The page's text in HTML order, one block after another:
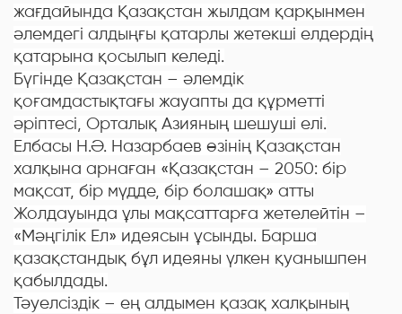
жағдайында Қазақстан жылдам қарқынмен
әлемдегі алдыңғы қатарлы жетекші елдердің
қатарына қосылып келеді.
Бүгінде Қазақстан – әлемдік
қоғамдастықтағы жауапты да құрметті
әріптесі, Орталық Азияның шешуші елі.
Елбасы Н.Ә. Назарбаев өзінің Қазақстан
халқына арнаған «Қазақстан – 2050: бір
мақсат, бір мүдде, бір болашақ» атты
Жолдауында ұлы мақсаттарға жетелейтін –
«Мәңгілік Ел» идеясын ұсынды. Барша
қазақстандық бұл идеяны үлкен қуанышпен
қабылдады.
Тәуелсіздік – ең алдымен қазақ халқының